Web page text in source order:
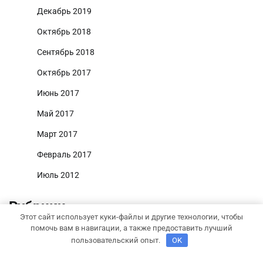
Декабрь 2019
Октябрь 2018
Сентябрь 2018
Октябрь 2017
Июнь 2017
Май 2017
Март 2017
Февраль 2017
Июль 2012
Рубрики
Uncategorised
Этот сайт использует куки-файлы и другие технологии, чтобы
помочь вам в навигации, а также предоставить лучший
пользовательский опыт.
OK